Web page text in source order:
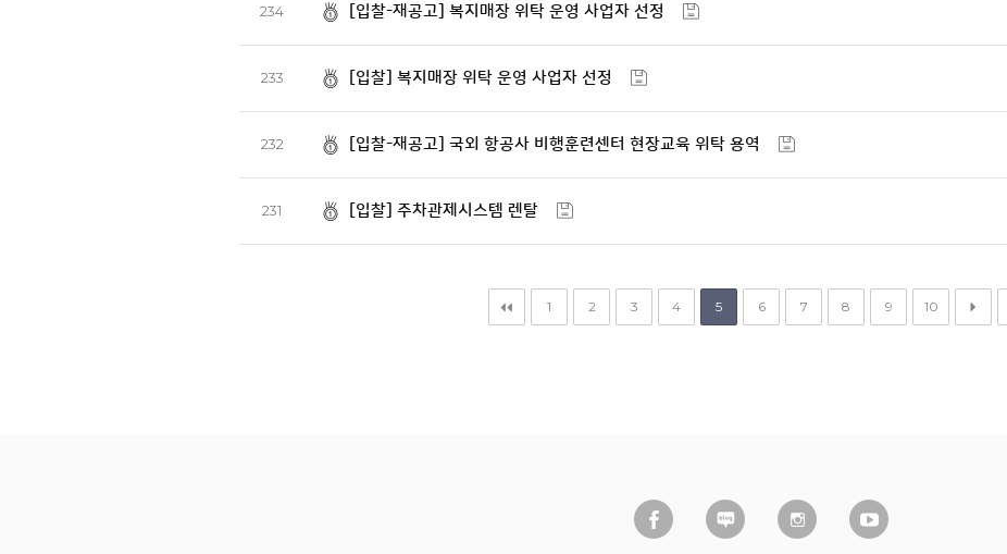
234 [입찰-재공고] 복지매장 위탁 운영 사업자 선정
233 [입찰] 복지매장 위탁 운영 사업자 선정
232 [입찰-재공고] 국외 항공사 비행훈련센터 현장교육 위탁 용역
231 [입찰] 주차관제시스템 렌탈
1 2 3 4 5 6 7 8 9 10